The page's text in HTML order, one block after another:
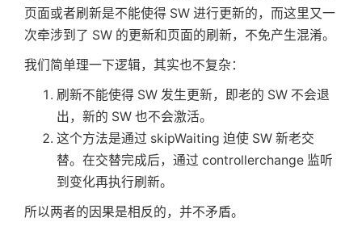
页面或者刷新是不能使得 SW 进行更新的，而这里又一
次牵涉到了 SW 的更新和页面的刷新，不免产生混淆。
我们简单理一下逻辑，其实也不复杂：
刷新不能使得 SW 发生更新，即老的 SW 不会退
出，新的 SW 也不会激活。
这个方法是通过 skipWaiting 迫使 SW 新老交
替。在交替完成后，通过 controllerchange 监听
到变化再执行刷新。
所以两者的因果是相反的，并不矛盾。